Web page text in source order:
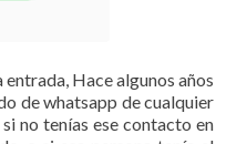
Hace algunos años
de whatsapp de cualquier
no tenías ese contacto en